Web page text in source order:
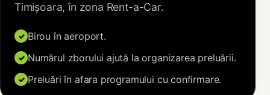
Timișoara, în zona Rent-a-Car.
Birou în aeroport.
Numărul zborului ajută la organizarea preluării.
Preluări în afara programului cu confirmare.